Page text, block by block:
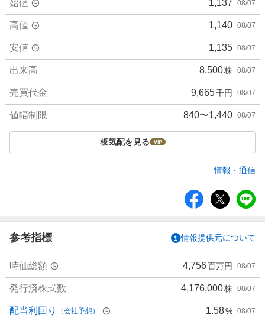
始値 1,137 08/07
高値 1,140 08/07
安値 1,135 08/07
出来高 8,500株 08/07
売買代金 9,665千円 08/07
値幅制限 840〜1,440 08/07
板気配を見る
情報・通信
ア
参考指標 情報提供元について
時価総額 4,756百万円 08/07
発行済株式数 4,176,000株 08/07
配当利回り （会社予想） 1.58% 08/07